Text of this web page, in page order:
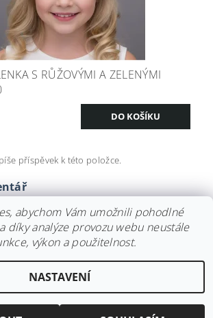
S RŮŽOVÝMI A ZELENÝMI
příspěvek k této položce.
BRIANNA , všechna práva vyhrazena
cookies
abychom Vám umožnili pohodlné
díky analýze provozu webu neustále
výkon a použitelnost.
NASTAVENÍ